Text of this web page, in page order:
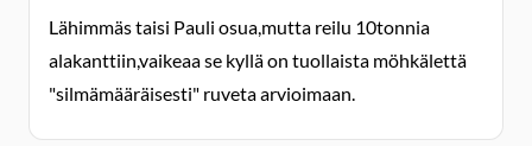
Lähimmäs taisi Pauli osua,mutta reilu 10tonnia
alakanttiin,vaikeaa se kyllä on tuollaista möhkälettä
"silmämääräisesti" ruveta arvioimaan.